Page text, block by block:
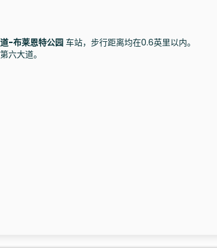
-布莱恩特公园车站，步行距离均在0.6英里以内。
六大道。